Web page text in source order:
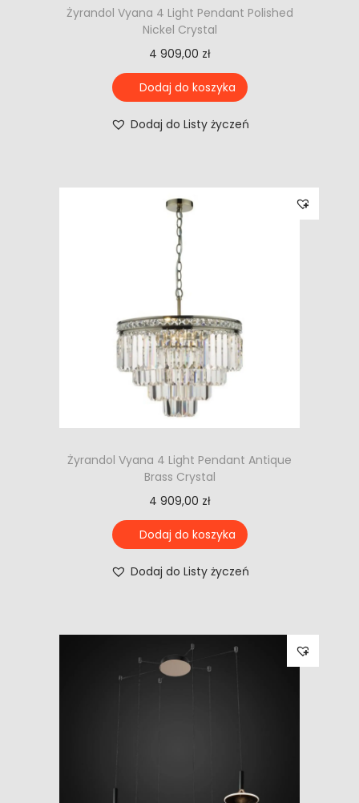
Żyrandol Vyana 4 Light Pendant Polished
Nickel Crystal
4 909,00 zł
Dodaj do koszyka
Dodaj do Listy życzeń
Żyrandol Vyana 4 Light Pendant Antique
Brass Crystal
4 909,00 zł
Dodaj do koszyka
Dodaj do Listy życzeń